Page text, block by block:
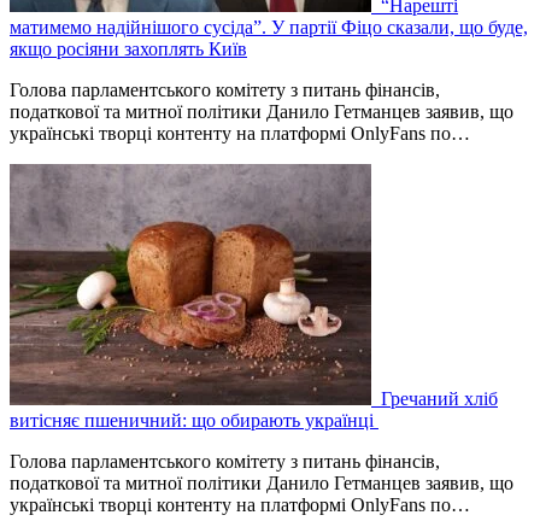
“Нарешті
матимемо надійнішого сусіда”. У партії Фіцо сказали, що буде,
якщо росіяни захоплять Київ
Голова парламентського комітету з питань фінансів,
податкової та митної політики Данило Гетманцев заявив, що
українські творці контенту на платформі OnlyFans по…
Гречаний хліб
витісняє пшеничний: що обирають українці
Голова парламентського комітету з питань фінансів,
податкової та митної політики Данило Гетманцев заявив, що
українські творці контенту на платформі OnlyFans по…